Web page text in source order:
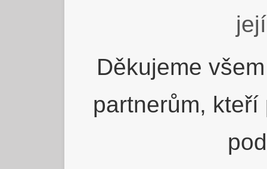
Děkujeme
partnerům,